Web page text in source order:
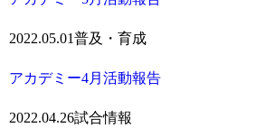
2022.05.01普及・育成
アカデミー4月活動報告
2022.04.26試合情報